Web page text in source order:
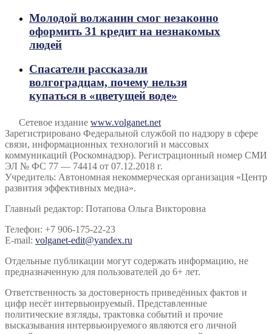
Молодой волжанин смог незаконно
оформить 31 кредит на незнакомых
людей
Спасатели рассказали
волгоградцам, почему нельзя
купаться в «цветущей воде»
Сетевое издание www.volganet.net
Зарегистрировано Федеральной службой по надзору в сфере
связи, информационных технологий и массовых
коммуникаций (Роскомнадзор). Регистрационный номер СМИ
ЭЛ № ФС 77 — 74414 от 07.12.2018 г.
Учредитель: Автономная некоммерческая организация «Центр
развития эффективных медиа».
Главный редактор: Потапова Ольга Викторовна
Телефон: +7 906-175-22-23
E-mail: volganet-edit@yandex.ru
Отдельные публикации могут содержать информацию, не
предназначенную для пользователей до 6+ лет.
Ответственность за достоверность приведённых фактов и
цифр несёт интервьюируемый. Представленные
политические взгляды, трактовка событий и прочие
высказывания интервьюируемого являются его личной